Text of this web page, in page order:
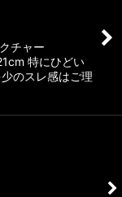
チャー
特にひどい
のスレ感はご理